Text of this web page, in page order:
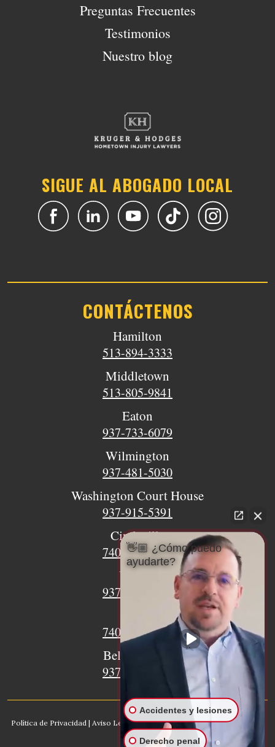
Preguntas Frecuentes
Testimonios
Nuestro blog
SIGUE AL ABOGADO LOCAL
CONTÁCTENOS
Hamilton
513-894-3333
Middletown
513-805-9841
Eaton
937-733-6079
Wilmington
937-481-5030
Washington Court House
937-915-5391
Circleville
740-620-9018
Urbana
937-770-8932
740-497-4233
Bellefontaine
937-468-5176
Política de Privacidad| Aviso Legal|Mapa del sitio|IA, Conozca nuestro
bufete
👋🏼 ¿Cómo puedo
ayudarte?
Accidentes y lesiones
Derecho penal